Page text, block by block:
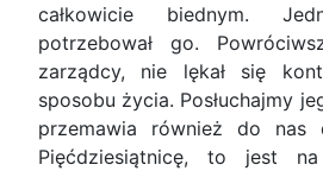
całkowicie biednym.
potrzebował go.
zarządcy, nie lękał się
sposobu życia. Posłuchajmy
przemawia również do nas
Pięćdziesiątnicę, to jest